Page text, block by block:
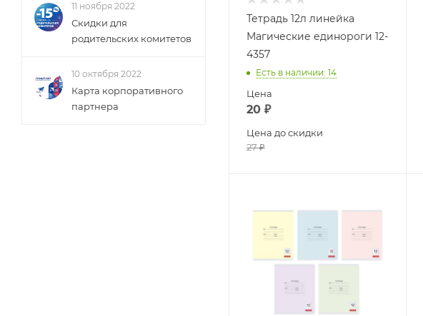
Тетрадь 12л линейка
Магические единороги 12-
4357
Есть в наличии: 14
Цена
20 ₽
Цена до скидки
27₽
11 ноября 2022
Скидки для
родительских комитетов
10 октября 2022
Карта корпоративного
партнера